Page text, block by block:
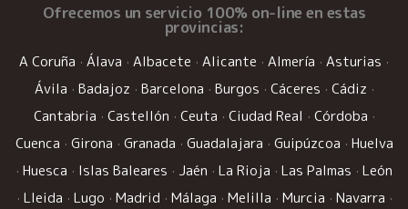
Ofrecemos un servicio 100% on-line en estas
provincias:
A Coruña · Álava · Albacete · Alicante · Almería · Asturias ·
Ávila · Badajoz · Barcelona · Burgos · Cáceres · Cádiz ·
Cantabria · Castellón · Ceuta · Ciudad Real · Córdoba ·
Cuenca · Girona · Granada · Guadalajara · Guipúzcoa · Huelva
· Huesca · Islas Baleares · Jaén · La Rioja · Las Palmas · León
· Lleida · Lugo · Madrid · Málaga · Melilla · Murcia · Navarra ·